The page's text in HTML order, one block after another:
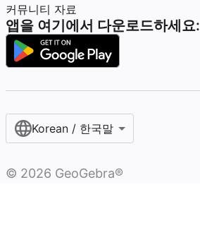
커뮤니티 자료
앱을 여기에서 다운로드하세요:
Korean / 한국말‎
© 2026 GeoGebra®